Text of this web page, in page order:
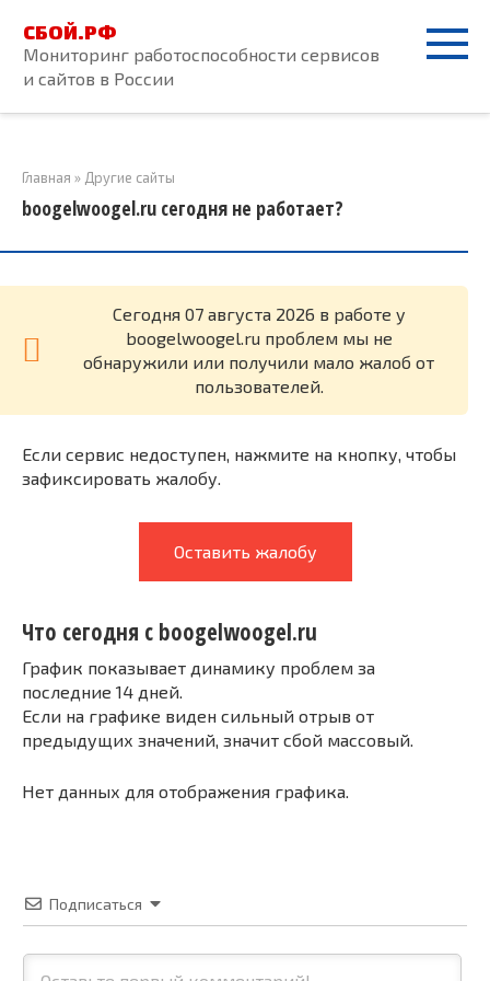
контенту
СБОЙ.РФ
Мониторинг работоспособности сервисов
и сайтов в России
Главная » Другие сайты
boogelwoogel.ru сегодня не работает?
Cегодня 07 августа 2026 в работе у
boogelwoogel.ru проблем мы не
обнаружили или получили мало жалоб от
пользователей.
Если сервис недоступен, нажмите на кнопку, чтобы
зафиксировать жалобу.
Оставить жалобу
Что сегодня с boogelwoogel.ru
График показывает динамику проблем за
последние 14 дней.
Если на графике виден сильный отрыв от
предыдущих значений, значит сбой массовый.
Нет данных для отображения графика.
Подписаться